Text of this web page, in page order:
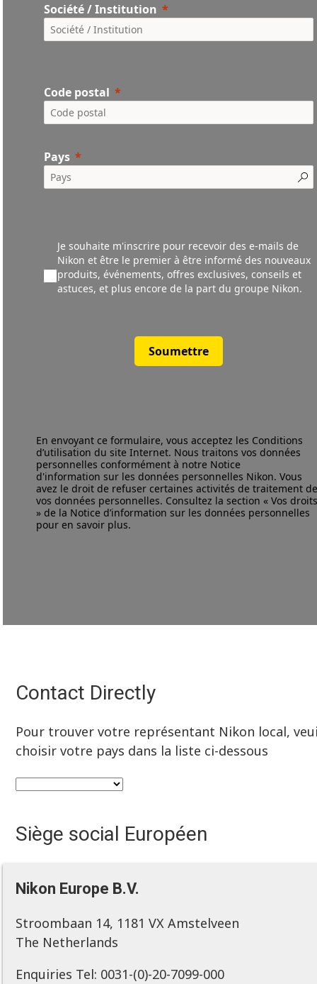
Société / Institution
Code postal
Pays
Je souhaite m'inscrire pour recevoir des e-mails de
Nikon et être le premier à être informé des nouveaux
produits,événements, offres exclusives, conseils et
astuces, et plus encore de la part du groupe Nikon.
Soumettre
En envoyant ce formulaire, vous acceptez les Conditions
d’utilisation du site Internet. Nous traitons vos données
personnelles conformément à notre Notice
d'information sur les données personnelles Nikon. Vous
avez le droit de refuser certaines activités de traitement
vos données personnelles. Consultez la section « Vos
» de la Notice d’information sur les données personnelles
pour en savoir plus.
Contact Directly
Pour trouver votre représentant Nikon local,
choisir votre pays dans la liste ci-dessous
Siège social Européen
Nikon Europe B.V.
Stroombaan 14, 1181 VX Amstelveen
The Netherlands
Enquiries Tel: 0031-(0)-20-7099-000